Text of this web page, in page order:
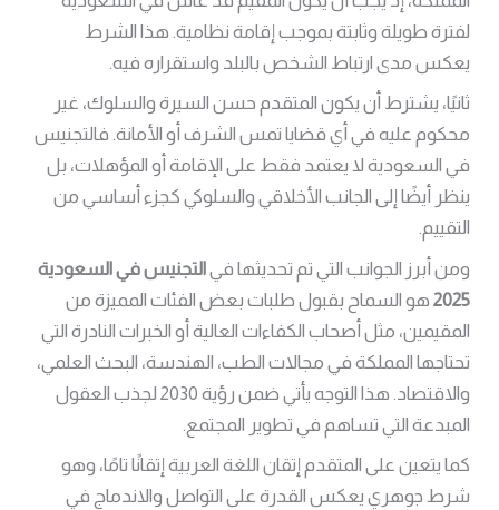
لفترة طويلة وثابتة بموجب إقامة نظامية. هذا الشرط
يعكس مدى ارتباط الشخص بالبلد واستقراره فيه.
ثانيًا، يشترط أن يكون المتقدم حسن السيرة والسلوك، غير
محكوم عليه في أي قضايا تمس الشرف أو الأمانة. فالتجنيس
في السعودية لا يعتمد فقط على الإقامة أو المؤهلات، بل
ينظر أيضًا إلى الجانب الأخلاقي والسلوكي كجزء أساسي من
التقييم.
ومن أبرز الجوانب التي تم تحديثها فيالتجنيس في السعودية
2025 هو السماح بقبول طلبات بعض الفئات المميزة من
المقيمين، مثل أصحاب الكفاءات العالية أو الخبرات النادرة التي
تحتاجها المملكة في مجالات الطب، الهندسة، البحث العلمي،
والاقتصاد. هذا التوجه يأتي ضمن رؤية 2030 لجذب العقول
المبدعة التي تساهم في تطوير المجتمع.
كما يتعين على المتقدم إتقان اللغة العربية إتقانًا تامًا، وهو
شرط جوهري يعكس القدرة على التواصل والاندماج في